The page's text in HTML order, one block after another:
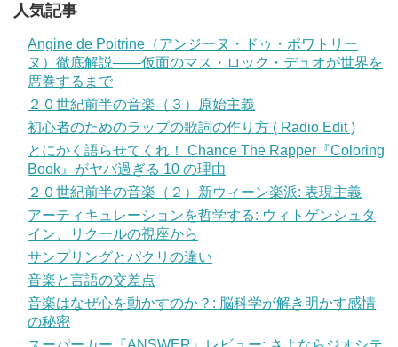
人気記事
Angine de Poitrine（アンジーヌ・ドゥ・ポワトリー
ヌ）徹底解説——仮面のマス・ロック・デュオが世界を
席巻するまで
２０世紀前半の音楽（３）原始主義
初心者のためのラップの歌詞の作り方 ( Radio Edit )
とにかく語らせてくれ！ Chance The Rapper『Coloring
Book』がヤバ過ぎる 10 の理由
２０世紀前半の音楽（２）新ウィーン楽派: 表現主義
アーティキュレーションを哲学する: ウィトゲンシュタ
イン、リクールの視座から
サンプリングとパクリの違い
音楽と言語の交差点
音楽はなぜ心を動かすのか？: 脳科学が解き明かす感情
の秘密